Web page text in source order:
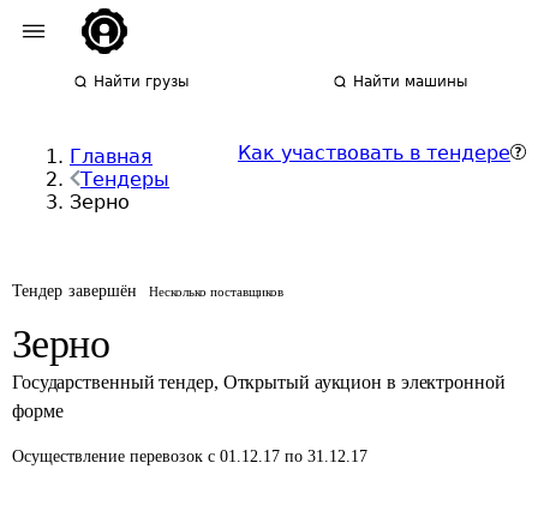
Найти грузы Найти машины
Главная
Тендеры
Зерно
Как участвовать в тендере
Тендер завершён Несколько поставщиков
Зерно
Государственный тендер, Открытый аукцион в электронной
форме
Осуществление перевозок с 01.12.17 по 31.12.17